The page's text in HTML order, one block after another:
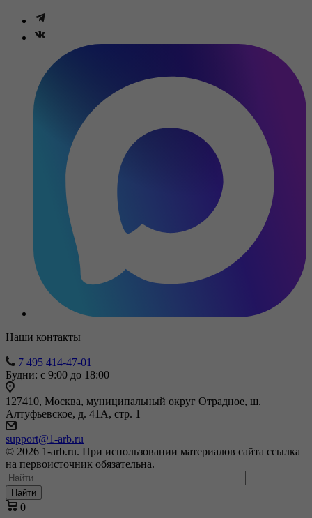
Наши контакты
7 495 414-47-01
Будни: с 9:00 до 18:00
127410, Москва, муниципальный округ Отрадное, ш.
Алтуфьевское, д. 41А, стр. 1
support@1-arb.ru
© 2026 1-arb.ru. При использовании материалов сайта ссылка
на первоисточник обязательна.
Найти
0